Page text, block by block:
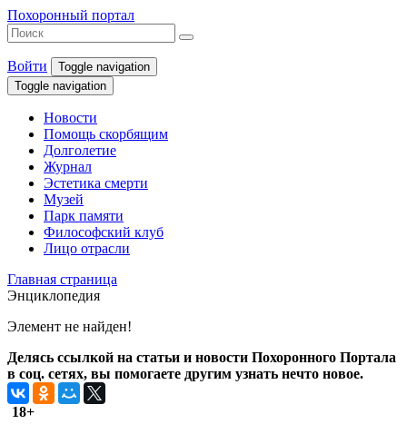
Похоронный портал
Войти
Toggle navigation
Toggle navigation
Новости
Помощь скорбящим
Долголетие
Журнал
Эстетика смерти
Музей
Парк памяти
Философский клуб
Лицо отрасли
Главная страница
Энциклопедия
Элемент не найден!
Делясь ссылкой на статьи и новости Похоронного Портала
в соц. сетях, вы помогаете другим узнать нечто новое.
18+